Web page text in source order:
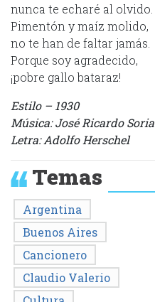
nunca te echaré al olvido.
Pimentón y maíz molido,
no te han de faltar jamás.
Porque soy agradecido,
¡pobre gallo bataraz!
Estilo – 1930
Música: José Ricardo Soria
Letra: Adolfo Herschel
Temas
Argentina
Buenos Aires
Cancionero
Claudio Valerio